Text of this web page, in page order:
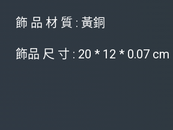
飾 品 材 質 : 黃銅
飾品 尺 寸 : 20 * 12 * 0.07 cm